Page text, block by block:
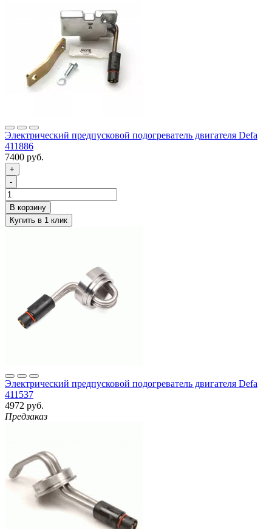
Электрический предпусковой подогреватель двигателя Defa
411886
7400 руб.
+
-
Электрический предпусковой подогреватель двигателя Defa
411537
4972 руб.
Предзаказ